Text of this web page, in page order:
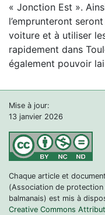
« Jonction Est ».
l’emprunteront
voiture et à utiliser
rapidement dans
également pouvoir
Mise à jour:
13 janvier 2026
Chaque article et
(Association de protection
balmanais) est mis à
Creative Commons